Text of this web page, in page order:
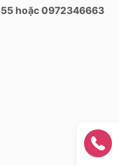
hoặc 0972346663